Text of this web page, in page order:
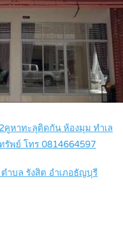
คูหาทะลุติดกัน ห้องมุม ทำเล
รัพย์ โทร 0814664597
ำบล รังสิต อำเภอธัญบุรี